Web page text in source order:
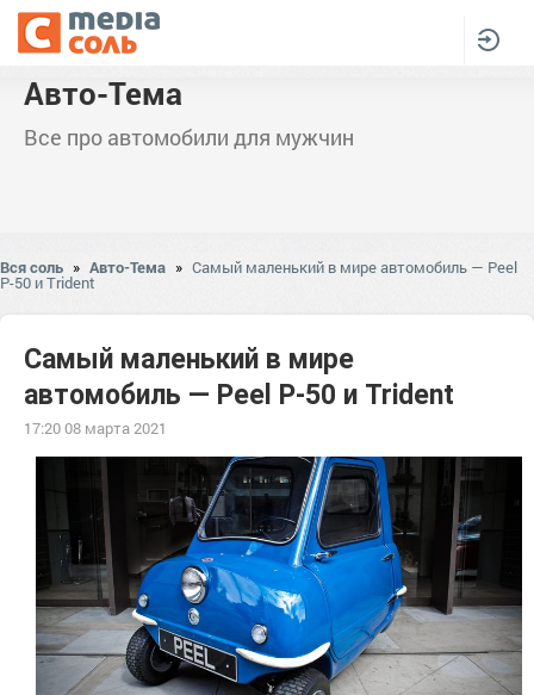
Авто-Тема
Все про автомобили для мужчин
Вся соль » Авто-Тема » Самый маленький в мире автомобиль — Peel
P-50 и Trident
Самый маленький в мире
автомобиль — Peel P-50 и Trident
17:20 08 марта 2021